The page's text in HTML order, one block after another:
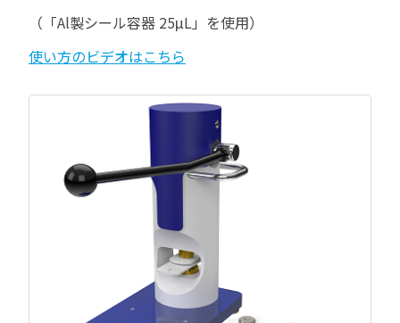
（「Al製シール容器 25μL」を使用）
使い方のビデオはこちら